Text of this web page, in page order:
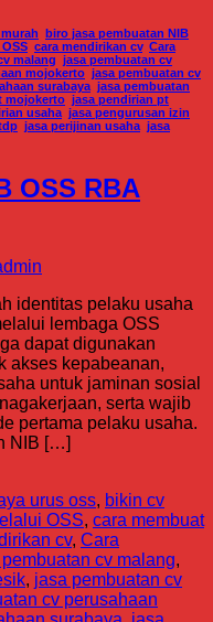
biro jasa pembuatan NIB
cara mendirikan cv, Cara
malang jasa pembuatan cv
mojokerto jasa pembuatan cv
surabaya jasa pembuatan
mojokerto jasa pendirian pt
usaha jasa pengurusan izin
jasa perijinan usaha jasa
OSS RBA
identitas pelaku usaha
lembaga OSS
dapat digunakan
akses kepabeanan,
untuk jaminan sosial
serta wajib
pertama pelaku usaha.
NIB […]
urus oss, bikin cv
OSS, cara membuat
cv, Cara
cv malang,
, jasa pembuatan cv
cv perusahaan